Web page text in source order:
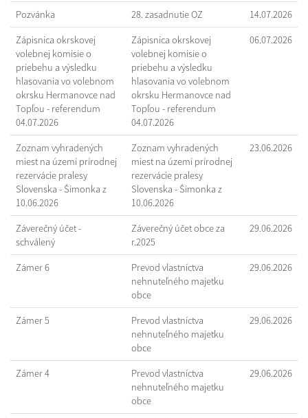
Pozvánka 28. zasadnutie OZ 14.07.2026
Zápisnica okrskovej
volebnej komisie o
priebehu a výsledku
hlasovania vo volebnom
okrsku Hermanovce nad
Topľou - referendum
04.07.2026
Zápisnica okrskovej
volebnej komisie o
priebehu a výsledku
hlasovania vo volebnom
okrsku Hermanovce nad
Topľou - referendum
04.07.2026
06.07.2026
Zoznam vyhradených
miest na území prírodnej
rezervácie pralesy
Slovenska - Šimonka z
10.06.2026
Zoznam vyhradených
miest na území prírodnej
rezervácie pralesy
Slovenska - Šimonka z
10.06.2026
23.06.2026
Záverečný účet -
schválený
Záverečný účet obce za
r.2025
29.06.2026
Zámer 6
Prevod vlastníctva
nehnuteľného majetku
obce
29.06.2026
Zámer 5
Prevod vlastníctva
nehnuteľného majetku
obce
29.06.2026
Zámer 4
Prevod vlastníctva
nehnuteľného majetku
obce
29.06.2026